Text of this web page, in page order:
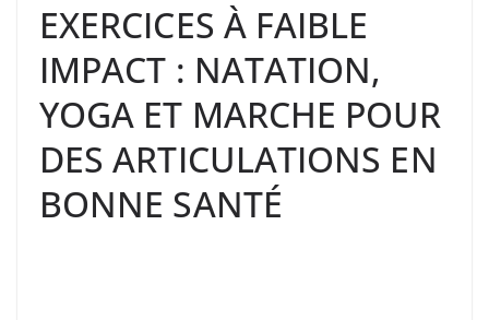
EXERCICES À FAIBLE
IMPACT : NATATION,
YOGA ET MARCHE POUR
DES ARTICULATIONS EN
BONNE SANTÉ